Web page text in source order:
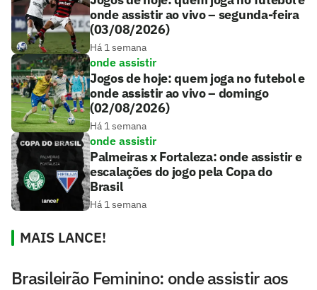
onde assistir ao vivo – segunda-feira
(03/08/2026)
Há 1 semana
onde assistir
Jogos de hoje: quem joga no futebol e
onde assistir ao vivo – domingo
(02/08/2026)
Há 1 semana
onde assistir
Palmeiras x Fortaleza: onde assistir e
escalações do jogo pela Copa do
Brasil
Há 1 semana
MAIS LANCE!
Brasileirão Feminino: onde assistir aos